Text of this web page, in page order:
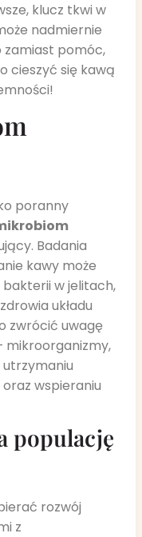
klucz tkwi w
nadmiernie
zamiast pomóc,
cieszyć się kawą
poranny
Badania
kawy może
w jelitach,
układu
zwrócić uwagę
mikroorganizmy,
wspieraniu
populację
rozwój
z